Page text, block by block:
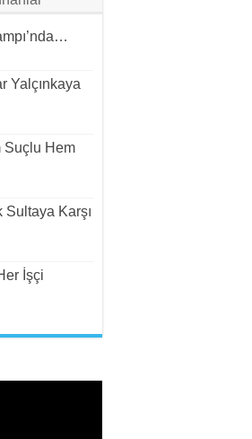
Yalçınkaya
Suçlu Hem
Sultaya Karşı
İşçi